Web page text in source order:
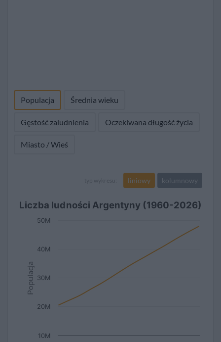
Populacja Średnia wieku
Gęstość zaludnienia Oczekiwana długość życia
Miasto / Wieś
typ wykresu: liniowy kolumnowy
Populacja
Liczba ludności Argentyny (1960-2026)
10M
20M
30M
40M
50M